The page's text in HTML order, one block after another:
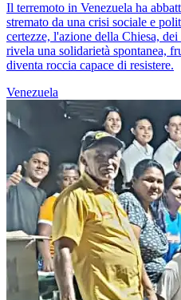
Il terremoto in Venezuela ha
stremato da una crisi sociale e
certezze, l'azione della Chiesa,
rivela una solidarietà spontanea,
diventa roccia capace di resistere.
Venezuela